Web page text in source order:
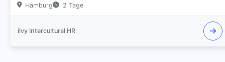
Hamburg 2 Tage
ilvy Intercultural HR